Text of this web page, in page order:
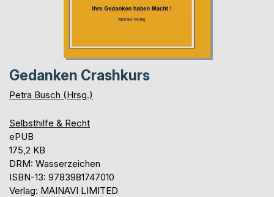
Gedanken Crashkurs
Petra Busch (Hrsg.)
Selbsthilfe & Recht
ePUB
175,2 KB
DRM: Wasserzeichen
ISBN-13: 9783981747010
Verlag: MAINAVI LIMITED